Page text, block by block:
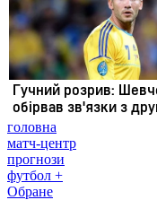
головна
матч-центр
прогнози
футбол +
Обране